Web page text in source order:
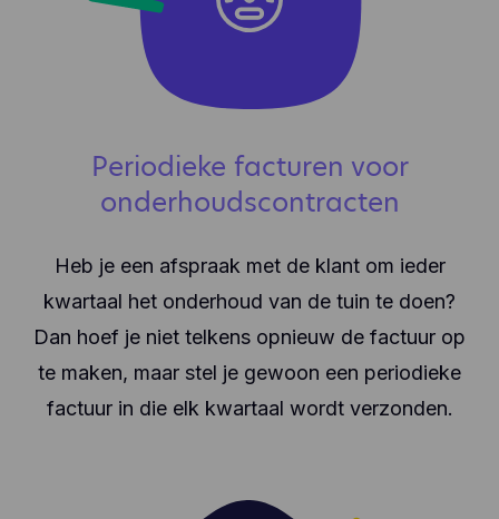
Periodieke facturen voor
onderhoudscontracten
Heb je een afspraak met de klant om ieder
kwartaal het onderhoud van de tuin te doen?
Dan hoef je niet telkens opnieuw de factuur op
te maken, maar stel je gewoon een periodieke
factuur in die elk kwartaal wordt verzonden.